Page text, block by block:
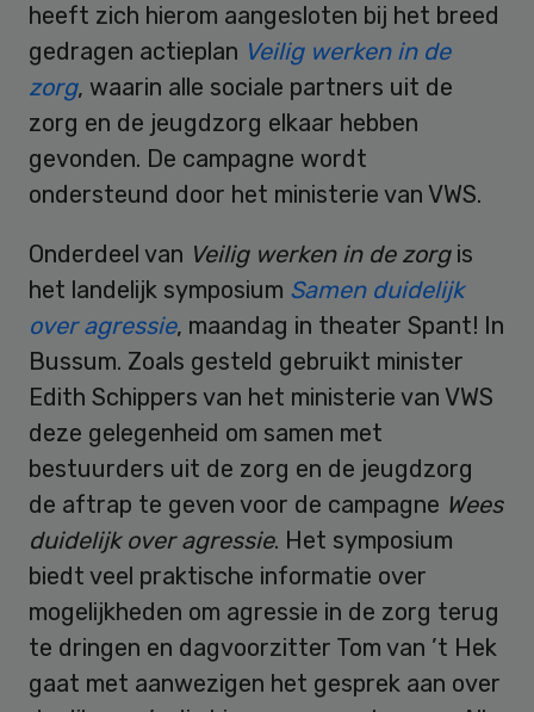
heeft zich hierom aangesloten bij het breed
gedragen actieplan Veilig werken in de
zorg, waarin alle sociale partners uit de
zorg en de jeugdzorg elkaar hebben
gevonden. De campagne wordt
ondersteund door het ministerie van VWS.
Onderdeel van Veilig werken in de zorg is
het landelijk symposium Samen duidelijk
over agressie, maandag in theater Spant! In
Bussum. Zoals gesteld gebruikt minister
Edith Schippers van het ministerie van VWS
deze gelegenheid om samen met
bestuurders uit de zorg en de jeugdzorg
de aftrap te geven voor de campagne Wees
duidelijk over agressie. Het symposium
biedt veel praktische informatie over
mogelijkheden om agressie in de zorg terug
te dringen en dagvoorzitter Tom van ’t Hek
gaat met aanwezigen het gesprek aan over